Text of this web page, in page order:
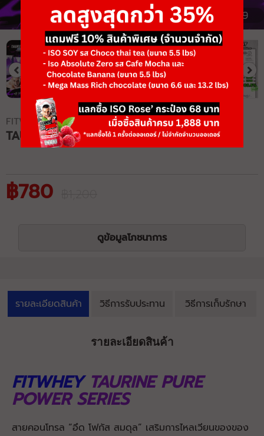
1/9
FITWHEY SUPPLEMENTS
TAURINE 5000
฿780
ดูข้อมูลโภชนาการ
รายละเอียดสินค้า วิธีการรับประทาน วิธีการเก็บรักษา
รายละเอียดสินค้า
FITWHEY TAURINE PURE
POWER SERIES
สายคอนโทรล “อึด โฟกัส สมดุล” เสริมการไหลเวียนของของ